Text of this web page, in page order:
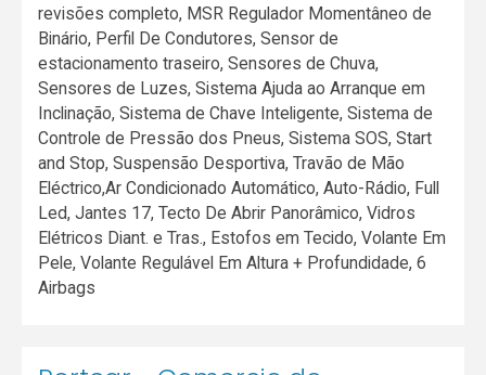
revisões completo, MSR Regulador Momentâneo de
Binário, Perfil De Condutores, Sensor de
estacionamento traseiro, Sensores de Chuva,
Sensores de Luzes, Sistema Ajuda ao Arranque em
Inclinação, Sistema de Chave Inteligente, Sistema de
Controle de Pressão dos Pneus, Sistema SOS, Start
and Stop, Suspensão Desportiva, Travão de Mão
Eléctrico,Ar Condicionado Automático, Auto-Rádio, Full
Led, Jantes 17, Tecto De Abrir Panorâmico, Vidros
Elétricos Diant. e Tras., Estofos em Tecido, Volante Em
Pele, Volante Regulável Em Altura + Profundidade, 6
Airbags